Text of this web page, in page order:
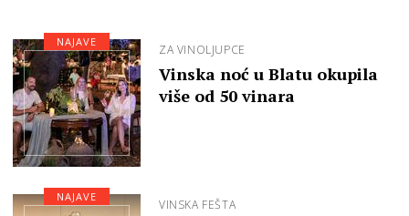
ZA VINOLJUPCE
Vinska noć u Blatu okupila
više od 50 vinara
NAJAVE
VINSKA FEŠTA
NAJAVE